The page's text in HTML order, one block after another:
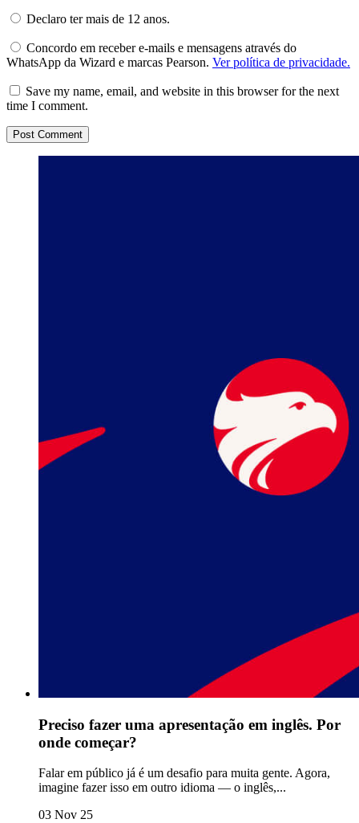
Declaro ter mais de 12 anos.
Concordo em receber e-mails e mensagens através do
WhatsApp da Wizard e marcas Pearson. Ver política de privacidade.
Save my name, email, and website in this browser for the next
time I comment.
Preciso fazer uma apresentação em inglês. Por
onde começar?
Falar em público já é um desafio para muita gente. Agora,
imagine fazer isso em outro idioma — o inglês,...
03 Nov 25